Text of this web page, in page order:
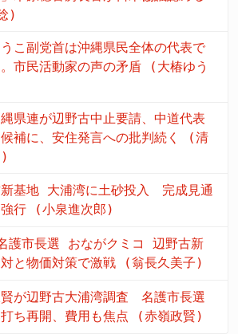
)
こ副党首は沖縄県民全体の代表で
市民活動家の声の矛盾 (大椿ゆう
県連が辺野古中止要請、中道代表
補に、安住発言への批判続く (清
基地 大浦湾に土砂投入 完成見通
強行 (小泉進次郎)
護市長選 おながクミコ 辺野古新
と物価対策で激戦 (翁長久美子)
が辺野古大浦湾調査 名護市長選
打ち再開、費用も焦点 (赤嶺政賢)